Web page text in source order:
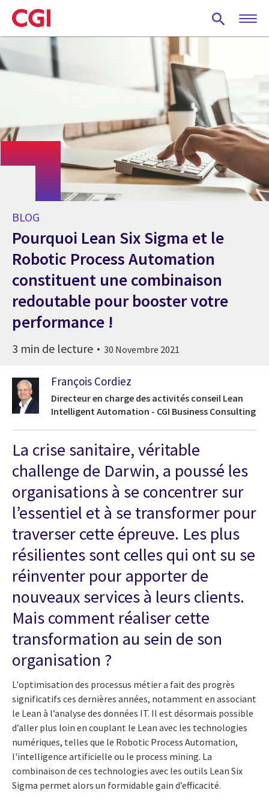
Skip
to
main
BLOG
Pourquoi Lean Six Sigma et le
Robotic Process Automation
constituent une combinaison
redoutable pour booster votre
performance !
3 min de lecture 30 Novembre 2021
François Cordiez
Directeur en charge des activités conseil Lean
Intelligent Automation - CGI Business Consulting
La crise sanitaire, véritable
challenge de Darwin, a poussé les
organisations à se concentrer sur
l’essentiel et à se transformer pour
traverser cette épreuve. Les plus
résilientes sont celles qui ont su se
réinventer pour apporter de
nouveaux services à leurs clients.
Mais comment réaliser cette
transformation au sein de son
organisation ?
L'optimisation des processus métier a fait des progrès
significatifs ces dernières années, notamment en associant
le Lean à l’analyse des données IT. Il est désormais possible
d’aller plus loin en couplant le Lean avec les technologies
numériques, telles que le Robotic Process Automation,
l'intelligence artificielle ou le process mining. La
combinaison de ces technologies avec les outils Lean Six
Sigma permet alors un formidable gain d’efficacité.